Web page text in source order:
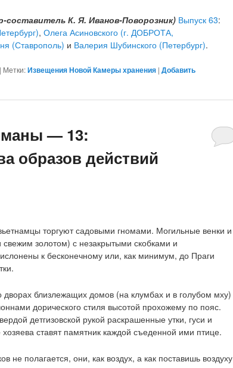
К. Я. Иванов-Поворозник) Выпуск 63:
, Олега Асиновского (г. ДОБРОТА,
(Ставрополь) и Валерия Шубинского (Петербург).
| Метки:Извещения Новой Камеры хранения | Добавить
— 13:
образов действий
торгуют садовыми гномами. Могильные венки и
свежим золотом) с незакрытыми скобками и
к бесконечному или, как минимум, до Праги
близлежащих домов (на клумбах и в голубом мху)
дорического стиля высотой прохожему по пояс.
детгизовской рукой раскрашенные утки, гуси и
ставят памятник каждой съеденной ими птице.
не полагается, они, как воздух, а как поставишь воздуху